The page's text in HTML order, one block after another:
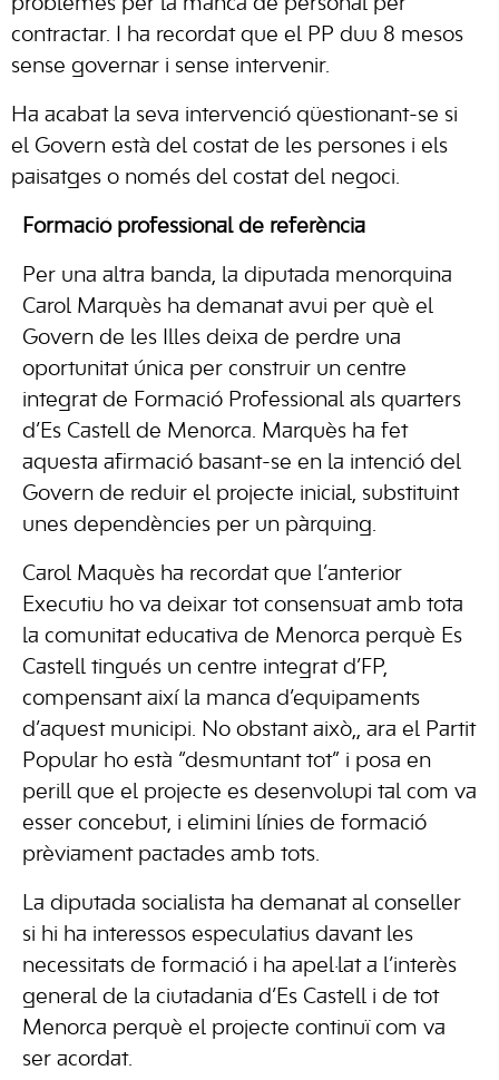
problemes per la manca de personal per
contractar. I ha recordat que el PP duu 8 mesos
sense governar i sense intervenir.
Ha acabat la seva intervenció qüestionant-se si
el Govern està del costat de les persones i els
paisatges o només del costat del negoci.
Formació professional de referència
Per una altra banda, la diputada menorquina
Carol Marquès ha demanat avui per què el
Govern de les Illes deixa de perdre una
oportunitat única per construir un centre
integrat de Formació Professional als quarters
d’Es Castell de Menorca. Marquès ha fet
aquesta afirmació basant-se en la intenció del
Govern de reduir el projecte inicial, substituint
unes dependències per un pàrquing.
Carol Maquès ha recordat que l’anterior
Executiu ho va deixar tot consensuat amb tota
la comunitat educativa de Menorca perquè Es
Castell tingués un centre integrat d’FP,
compensant així la manca d’equipaments
d’aquest municipi. No obstant això,, ara el Partit
Popular ho està “desmuntant tot” i posa en
perill que el projecte es desenvolupi tal com va
esser concebut, i elimini línies de formació
prèviament pactades amb tots.
La diputada socialista ha demanat al conseller
si hi ha interessos especulatius davant les
necessitats de formació i ha apel·lat a l’interès
general de la ciutadania d’Es Castell i de tot
Menorca perquè el projecte continuï com va
ser acordat.